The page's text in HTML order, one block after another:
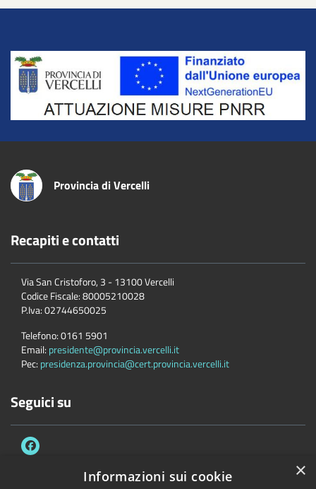
Title
Provincia di Vercelli
Recapiti e contatti
Via San Cristoforo, 3 - 13100 Vercelli
Codice Fiscale:80005210028
P.Iva:02744650025
Telefono:0161 5901
Email: presidente@provincia.vercelli.it
Pec: presidenza.provincia@cert.provincia.vercelli.it
Seguici su
×
Informazioni sui cookie